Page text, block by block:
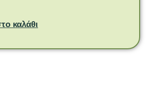
καλάθι